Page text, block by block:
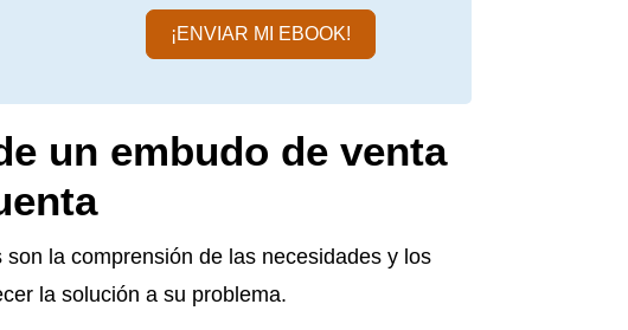
¡ENVIAR MI EBOOK!
un embudo de venta
la comprensión de las necesidades y los
la solución a su problema.